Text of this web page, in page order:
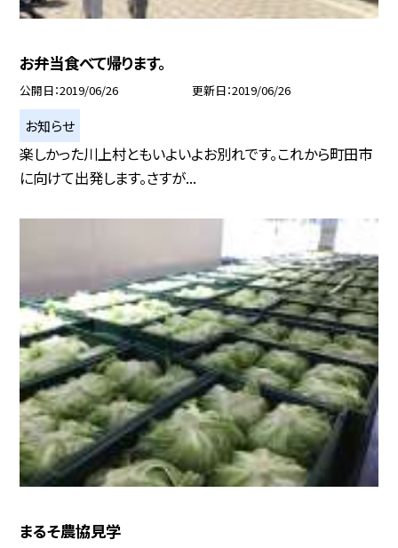
お弁当食べて帰ります。
公開日 2019/06/26 更新日 2019/06/26
お知らせ
楽しかった川上村ともいよいよお別れです。これから町田市
に向けて出発します。さすが...
まるそ農協見学